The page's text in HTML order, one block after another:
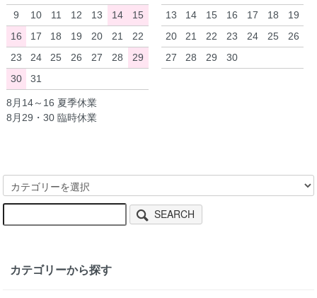
9
10 11 12 13 14
15
16
17 18 19 20 21
22
23
24 25 26 27 28
29
30
31
13
14 15 16 17 18
19
20
21 22 23 24 25
26
27
28 29 30
8月14～16 夏季休業
8月29・30 臨時休業
SEARCH
カテゴリーから探す